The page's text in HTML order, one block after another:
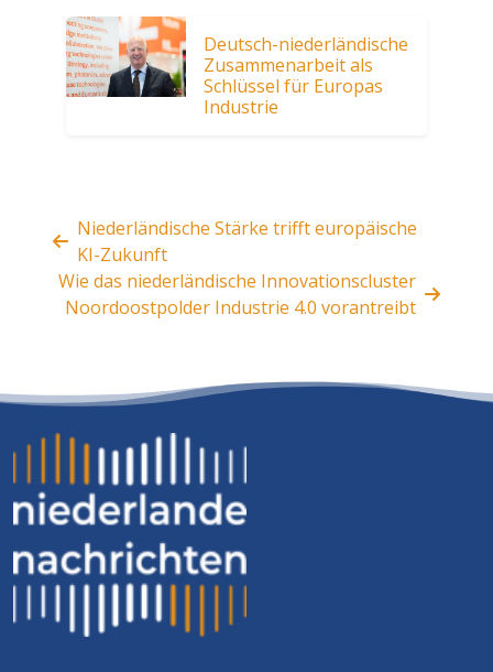
Deutsch-niederländische
Zusammenarbeit als
Schlüssel für Europas
Industrie
Niederländische Stärke trifft europäische
KI-Zukunft
Wie das niederländische Innovationscluster
Noordoostpolder Industrie 4.0 vorantreibt